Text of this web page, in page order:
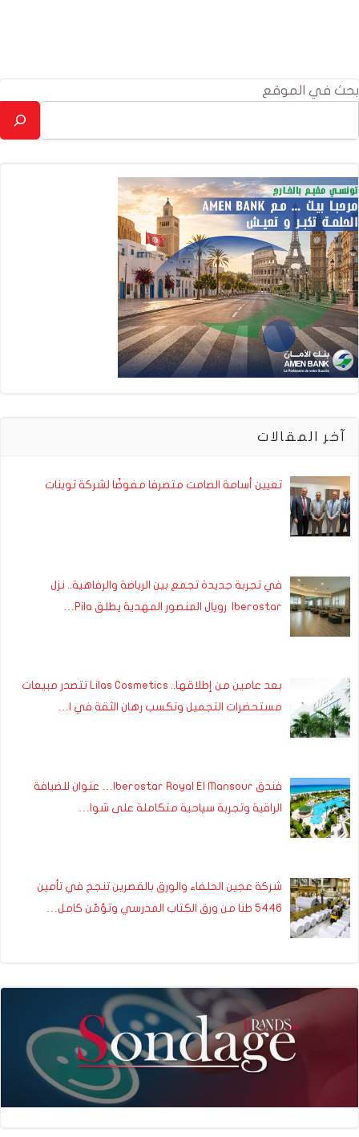
بحث في الموقع
آخر المقالات
تعيين أسامة الصامت متصرفا مفوضًا لشركة توبنات
في تجربة جديدة تجمع بين الرياضة والرفاهية.. نزل
Iberostar رويال المنصور المهدية يطلق Pila…
بعد عامين من إطلاقها.. Lilas Cosmetics تتصدر مبيعات
مستحضرات التجميل وتكسب رهان الثقة في ا…
فندق Iberostar Royal El Mansour… عنوان للضيافة
الراقية وتجربة سياحية متكاملة على شوا…
شركة عجين الحلفاء والورق بالقصرين تنجح في تأمين
5446 طنا من ورق الكتاب المدرسي وتؤمّن كامل…